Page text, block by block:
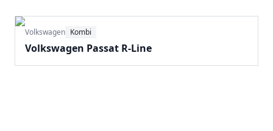
Volkswagen Kombi
Volkswagen Passat R-Line